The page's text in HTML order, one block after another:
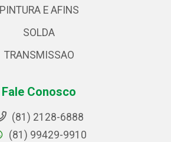
PINTURA E AFINS
SOLDA
TRANSMISSAO
Fale Conosco
(81) 2128-6888
(81) 99429-9910